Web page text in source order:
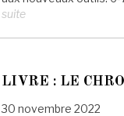
suite
LIVRE : LE
30 novembre 2022